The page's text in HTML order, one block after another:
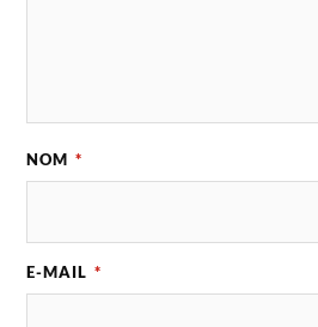
NOM *
E-MAIL *